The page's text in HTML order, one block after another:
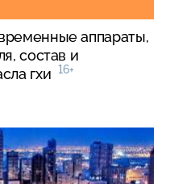
аппараты,
состав и
гхи 16+